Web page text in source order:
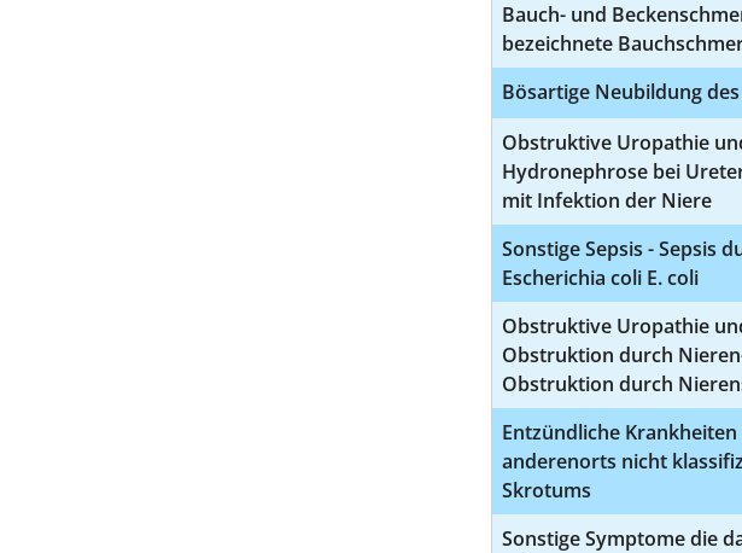
Bauch- und
bezeichnete
Bösartige Neubildung
Obstruktive Uropathie
Hydronephrose bei
mit Infektion der Niere
Sonstige Sepsis - Sepsis
Escherichia coli E. coli
Obstruktive Uropathie
Obstruktion durch
Obstruktion durch
Entzündliche
anderenorts nicht
Skrotums
Sonstige Symptome die